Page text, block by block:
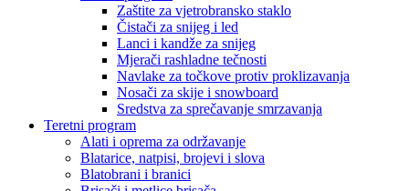
Zaštite za vjetrobransko staklo
Čistači za snijeg i led
Lanci i kandže za snijeg
Mjerači rashladne tečnosti
Navlake za točkove protiv proklizavanja
Nosači za skije i snowboard
Sredstva za sprečavanje smrzavanja
Teretni program
Alati i oprema za održavanje
Blatarice, natpisi, brojevi i slova
Blatobrani i branici